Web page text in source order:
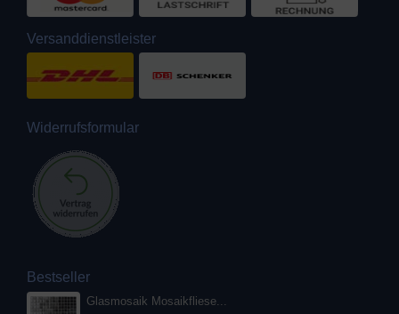
Versanddienstleister
Widerrufsformular
Bestseller
Glasmosaik Mosaikfliese...